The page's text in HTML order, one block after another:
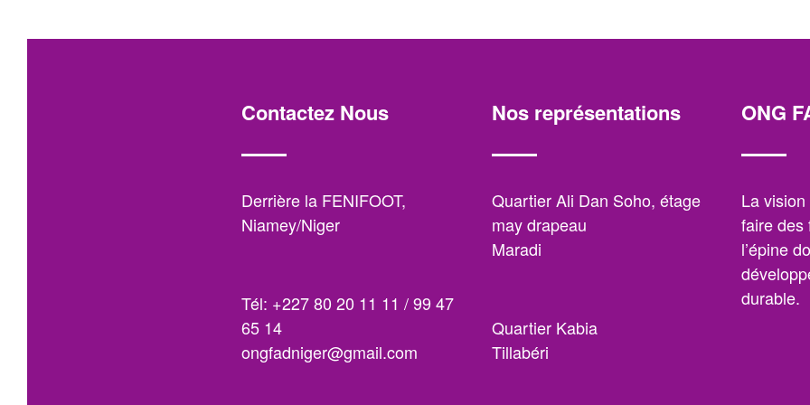
Contactez Nous
Derrière la FENIFOOT,
Niamey/Niger
Tél: +227 80 20 11 11 / 99 47
65 14
ongfadniger@gmail.com
Nos représentations
Quartier Ali Dan Soho, étage
may drapeau
Maradi
Quartier Kabia
Tillabéri
ONG
La
faire des
l’épine
durable.